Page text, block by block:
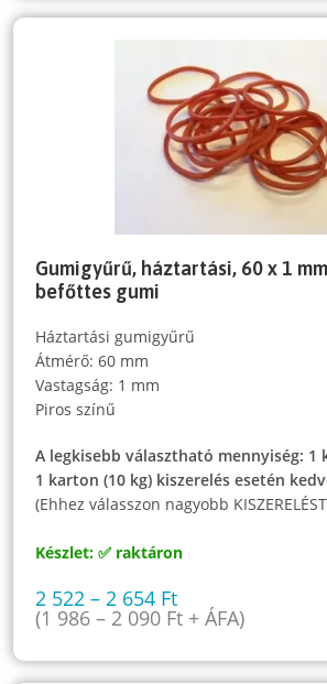
Gumigyűrű, háztartási, 60 x 1
befőttes gumi
Háztartási gumigyűrű
Átmérő: 60 mm
Vastagság: 1 mm
Piros színű
A legkisebb választható mennyiség: 1
1 karton (10 kg) kiszerelés esetén
(Ehhez válasszon nagyobb
Készlet: ✅ raktáron
2 522– 2 654 Ft
(1 986– 2 090 Ft + ÁFA)